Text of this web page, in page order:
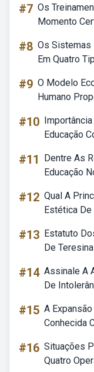
#7 Os
Momento
#8 Os Sistemas
Em Quatro
#9 O Modelo
Humano
#10
Educação
#11
Dentre As
Educação
#12 Qual A
Estética
#13 Estatuto
De
#14 Assinale A
De
#15 A
Conhecida
#16 Situações
Quatro